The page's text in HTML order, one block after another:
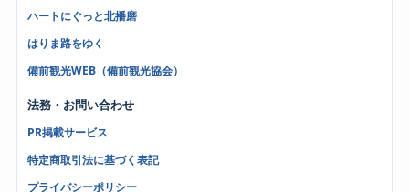
ハートにぐっと北播磨
はりま路をゆく
備前観光WEB（備前観光協会）
法務・お問い合わせ
PR掲載サービス
特定商取引法に基づく表記
プライバシーポリシー